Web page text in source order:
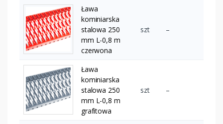
Ława
kominiarska
stalowa 250
mm L-0,8 m
czerwona
szt –
Ława
kominiarska
stalowa 250
mm L-0,8 m
grafitowa
szt –